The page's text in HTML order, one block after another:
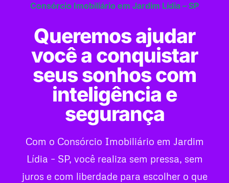
Consórcio Imobiliário em Jardim Lídia – SP
Queremos ajudar
você a conquistar
seus sonhos com
inteligência e
segurança
Com o Consórcio Imobiliário em Jardim
Lídia – SP, você realiza sem pressa, sem
juros e com liberdade para escolher o que